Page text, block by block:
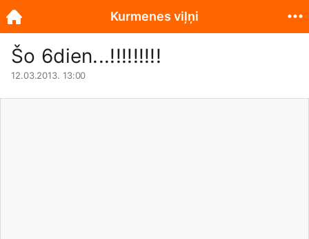
Šo 6dien...!!!!!!!!!
12.03.2013. 13:00
Kurmenes viļņi